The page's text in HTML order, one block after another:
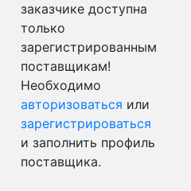
заказчике доступна
только
зарегистрированным
поставщикам!
Необходимо
авторизоваться или
зарегистрироваться
и заполнить профиль
поставщика.